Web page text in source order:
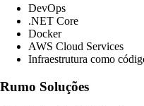
DevOps
.NET Core
Docker
AWS Cloud Services
Infraestrutura como
Rumo Soluções